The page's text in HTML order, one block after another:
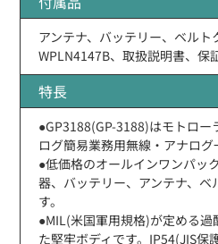
アンテナ、バッテリー、ベル
WPLN4147B、取扱説明書、保
特長
●GP3188(GP-3188)はモトロー
ログ簡易業務用無線・アナログ
●低価格のオールインワンパッ
器、バッテリー、アンテナ、
す。
●MIL(米国軍用規格)が定める
た堅牢ボディです。IP54(JIS保